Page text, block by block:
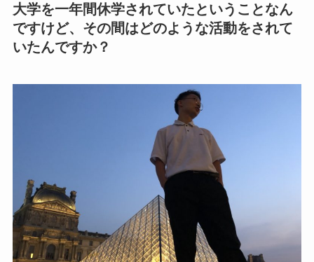
大学を一年間休学されていたということなん
ですけど、その間はどのような活動をされて
いたんですか？